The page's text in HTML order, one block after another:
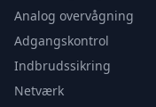
Analog overvågning
Adgangskontrol
Indbrudssikring
Netværk